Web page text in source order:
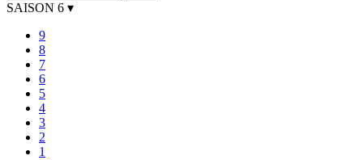
SAISON 6 ▾
9
8
7
6
5
4
3
2
1